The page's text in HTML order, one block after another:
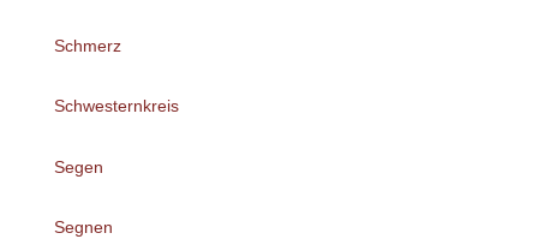
Schmerz
Schwesternkreis
Segen
Segnen